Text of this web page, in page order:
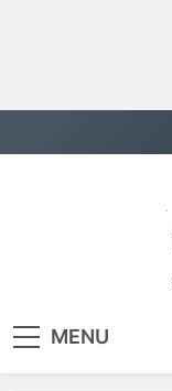
to
MENU